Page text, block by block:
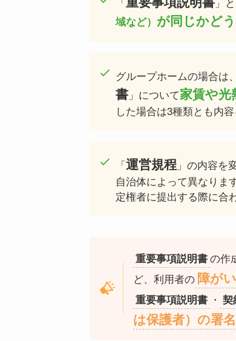
域など） が同じかど
グループホームの場合は
書」について家賃や
した場合は3種類とも内
「運営規程」の内容を
自治体によって異なりま
定権者に提出する際に合
重要事項説明書の作
ど、利用者の 障が
重要事項説明書 ・ 契
は保護者）の署